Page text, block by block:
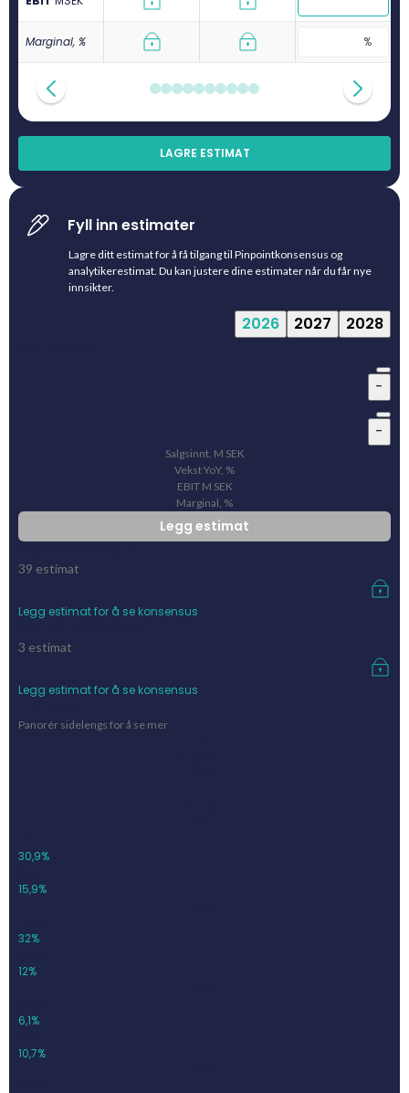
Marginal, %
LAGRE ESTIMAT
Fyll inn estimater
Lagre ditt estimat for å få tilgang til Pinpointkonsensus og
analytikerestimat. Du kan justere dine estimater når du får nye
innsikter.
2026 2027 2028
-
-
Salgsinnt. M SEK
Vekst YoY, %
EBIT M SEK
Marginal, %
Legg estimat
39 estimat
Legg estimat for å se konsensus
3 estimat
Legg estimat for å se konsensus
Panorér sidelengs for å se mer
30,9%
15,9%
32%
12%
6,1%
10,7%